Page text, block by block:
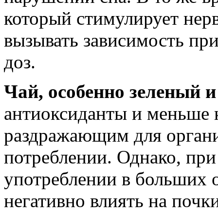
который стимулирует
вызывать зависимость
доз.
Чай, особенно зеленый
антиоксиданты и меньше
раздражающим для
потреблении. Однако,
употреблении в больших
негативно влиять на